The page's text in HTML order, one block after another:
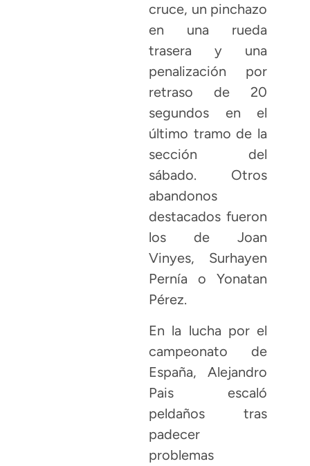
cruce, un pinchazo
en una rueda
trasera y una
penalización por
retraso de 20
segundos en el
último tramo de la
sección del
sábado. Otros
abandonos
destacados fueron
los de Joan
Vinyes, Surhayen
Pernía o Yonatan
Pérez.
En la lucha por el
campeonato de
España, Alejandro
Pais escaló
peldaños tras
padecer
problemas